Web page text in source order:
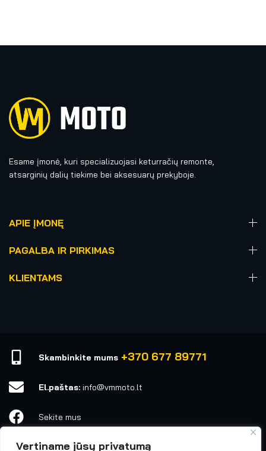
Vertiname jūsų privatumą
Esame įmonė, kuri specializuojasi keturračių remonte,
atsarginių dalių tiekime bei aksesuarų prekyboje.
APIE ĮMONĘ
PAGALBA IR PIRKIMAS
KLIENTAMS
Skambinkite mums +370 677 89771
El.paštas: info@vmmoto.lt
Sekite mus
vmmoto1